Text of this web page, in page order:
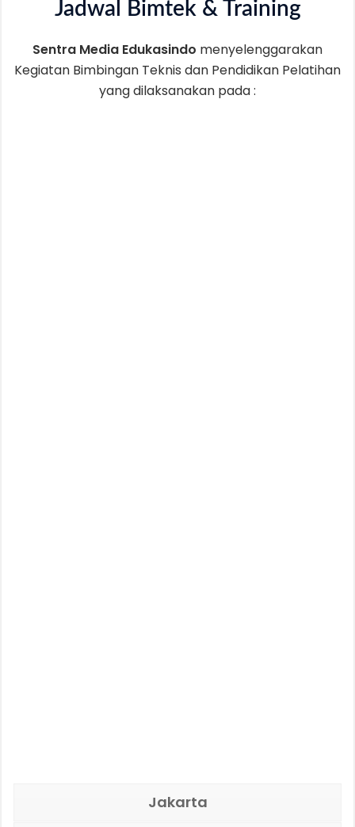
Jadwal Bimtek & Training
Sentra Media Edukasindo menyelenggarakan
Kegiatan Bimbingan Teknis dan Pendidikan Pelatihan
yang dilaksanakan pada :
Jakarta